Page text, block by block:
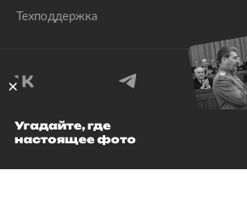
Техподдержка
© 1999–2026 Все права защищены.
Угадайте, где
настоящее фото